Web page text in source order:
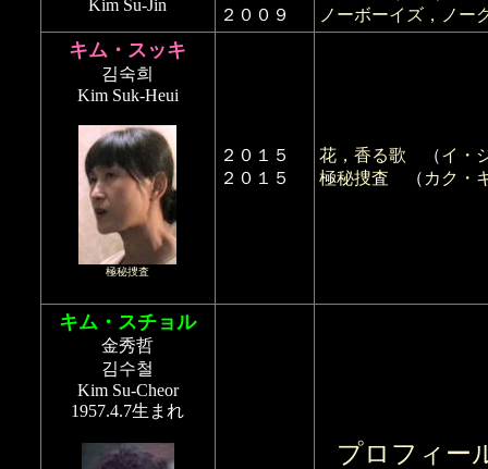
Kim Su-Jin
２００９
ノーボーイズ，ノー
キム・スッキ
김숙희
Kim Suk-Heui
極秘捜査
２０１５
２０１５
花，香る歌 （イ・
極秘捜査 （ カク・
キム・スチョル
金秀哲
김수철
Kim Su-Cheor
1957.4.7生まれ
プロフィー